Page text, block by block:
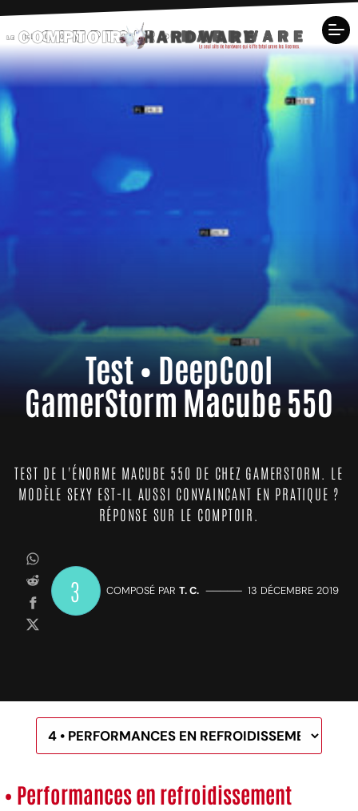
Test • DeepCool
GamerStorm Macube 550
TEST DE L'ÉNORME MACUBE 550 DE CHEZ GAMERSTORM. LE
MODÈLE SEXY EST-IL AUSSI CONVAINCANT EN PRATIQUE ?
RÉPONSE SUR LE COMPTOIR.
3 COMPOSÉ PAR T. C. ————— 13 DÉCEMBRE 2019
• Performances en refroidissement